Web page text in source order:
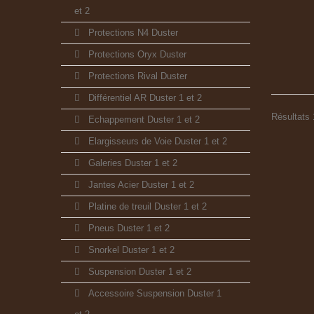
et 2
Protections N4 Duster
Protections Oryx Duster
Protections Rival Duster
Différentiel AR Duster 1 et 2
Echappement Duster 1 et 2
Elargisseurs de Voie Duster 1 et 2
Galeries Duster 1 et 2
Jantes Acier Duster 1 et 2
Platine de treuil Duster 1 et 2
Pneus Duster 1 et 2
Snorkel Duster 1 et 2
Suspension Duster 1 et 2
Accessoire Suspension Duster 1
Résultats